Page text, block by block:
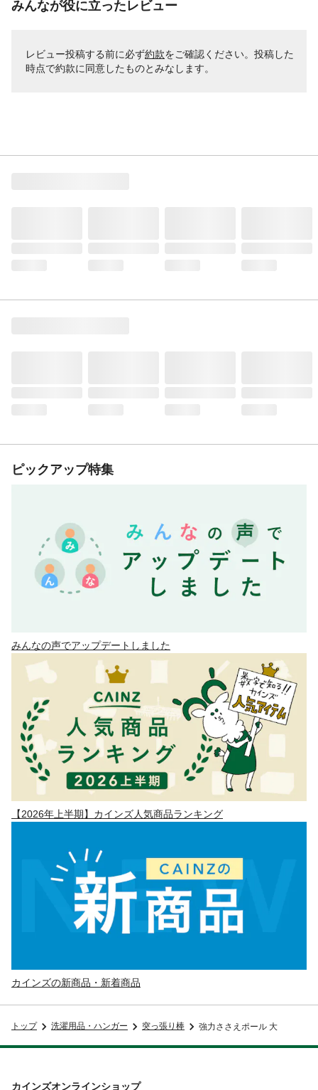
みんなが役に立ったレビュー
レビュー投稿する前に必ず約款をご確認ください。投稿した
時点で約款に同意したものとみなします。
ピックアップ特集
みんなの声でアップデートしました
【2026年上半期】カインズ人気商品ランキング
カインズの新商品・新着商品
トップ 洗濯用品・ハンガー 突っ張り棒 強力ささえポール 大
カインズオンラインショップ